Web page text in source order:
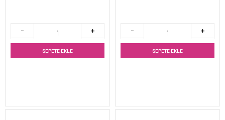
SEPETE EKLE SEPETE EKLE